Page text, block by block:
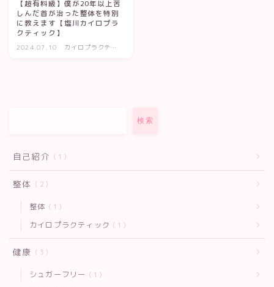
【超有料級】僕が20年以上苦
しんだ首が治った整体を特別
に教えます【塩川カイロプラ
クティック】
2024.07.10
カイロプラクティ
検索
自己紹介 1
整体 2
整体 1
カイロプラクティック 1
健康 3
シュガーフリー 1